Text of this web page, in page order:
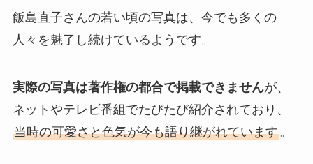
飯島直子さんの若い頃の写真は、今でも多くの
人々を魅了し続けているようです。
実際の写真は著作権の都合で掲載できませんが、
ネットやテレビ番組でたびたび紹介されており、
当時の可愛さと色気が今も語り継がれています。